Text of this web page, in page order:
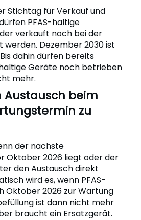
Stichtag für Verkauf und
PFAS-haltige
verkauft noch bei der
Dezember 2030 ist
dahin dürfen bereits
Geräte noch betrieben
mehr.
Austausch beim
zu
der nächste
Oktober 2026 liegt oder der
den Austausch direkt
wird es, wenn PFAS-
Oktober 2026 zur Wartung
ist dann nicht mehr
braucht ein Ersatzgerät.